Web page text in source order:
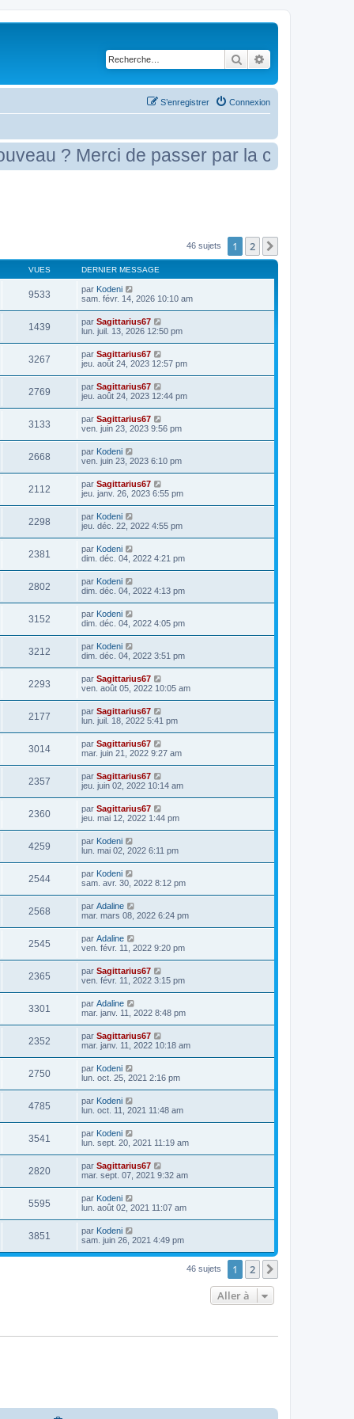
Rechercher
Connexion
S’enregistrer
Merci de passer par la case présentation
46 sujets 1 2
VUES DERNIER MESSAGE
9533 par Kodeni
sam. févr. 14, 2026 10:10 am
1439 par Sagittarius67
lun. juil. 13, 2026 12:50 pm
3267 par Sagittarius67
jeu. août 24, 2023 12:57 pm
2769 par Sagittarius67
jeu. août 24, 2023 12:44 pm
3133 par Sagittarius67
ven. juin 23, 2023 9:56 pm
2668 par Kodeni
ven. juin 23, 2023 6:10 pm
2112 par Sagittarius67
jeu. janv. 26, 2023 6:55 pm
2298 par Kodeni
jeu. déc. 22, 2022 4:55 pm
2381 par Kodeni
dim. déc. 04, 2022 4:21 pm
2802 par Kodeni
dim. déc. 04, 2022 4:13 pm
3152 par Kodeni
dim. déc. 04, 2022 4:05 pm
3212 par Kodeni
dim. déc. 04, 2022 3:51 pm
2293 par Sagittarius67
ven. août 05, 2022 10:05 am
2177 par Sagittarius67
lun. juil. 18, 2022 5:41 pm
3014 par Sagittarius67
mar. juin 21, 2022 9:27 am
2357 par Sagittarius67
jeu. juin 02, 2022 10:14 am
2360 par Sagittarius67
jeu. mai 12, 2022 1:44 pm
4259 par Kodeni
lun. mai 02, 2022 6:11 pm
2544 par Kodeni
sam. avr. 30, 2022 8:12 pm
2568 par Adaline
mar. mars 08, 2022 6:24 pm
2545 par Adaline
ven. févr. 11, 2022 9:20 pm
2365 par Sagittarius67
ven. févr. 11, 2022 3:15 pm
3301 par Adaline
mar. janv. 11, 2022 8:48 pm
2352 par Sagittarius67
mar. janv. 11, 2022 10:18 am
2750 par Kodeni
lun. oct. 25, 2021 2:16 pm
4785 par Kodeni
lun. oct. 11, 2021 11:48 am
3541 par Kodeni
lun. sept. 20, 2021 11:19 am
2820 par Sagittarius67
mar. sept. 07, 2021 9:32 am
5595 par Kodeni
lun. août 02, 2021 11:07 am
3851 par Kodeni
sam. juin 26, 2021 4:49 pm
46 sujets 1 2
Aller à